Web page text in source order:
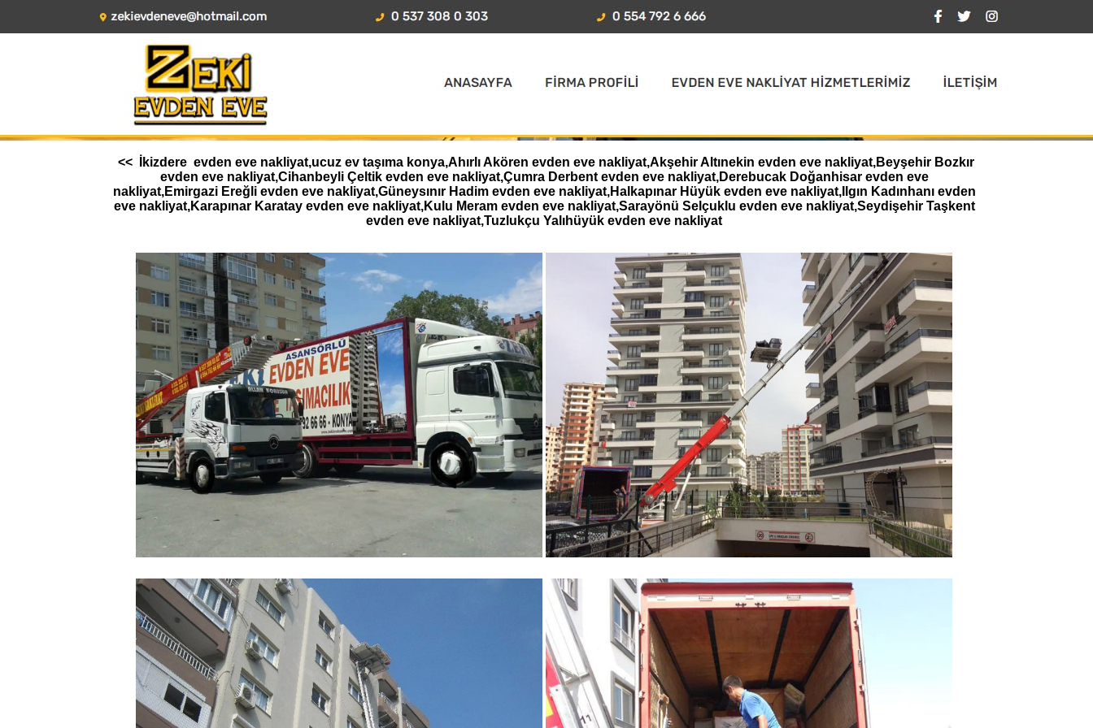
<< İkizdere evden eve nakliyat,ucuz ev taşıma konya,Ahırlı Akören evden eve nakliyat,Akşehir Altınekin evden eve nakliyat,Beyşehir Bozkır
evden eve nakliyat,Cihanbeyli Çeltik evden eve nakliyat,Çumra Derbent evden eve nakliyat,Derebucak Doğanhisar evden eve
nakliyat,Emirgazi Ereğli evden eve nakliyat,Güneysınır Hadim evden eve nakliyat,Halkapınar Hüyük evden eve nakliyat,Ilgın Kadınhanı evden
eve nakliyat,Karapınar Karatay evden eve nakliyat,Kulu Meram evden eve nakliyat,Sarayönü Selçuklu evden eve nakliyat,Seydişehir Taşkent
evden eve nakliyat,Tuzlukçu Yalıhüyük evden eve nakliyat